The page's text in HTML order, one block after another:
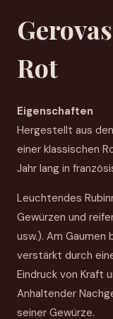
Rot
Eigenschaften
Hergestellt aus
einer klassischen
Jahr lang in
Leuchtendes
Gewürzen und
usw.). Am
verstärkt durch
Eindruck von Kraft
Anhaltender
seiner Gewürze.